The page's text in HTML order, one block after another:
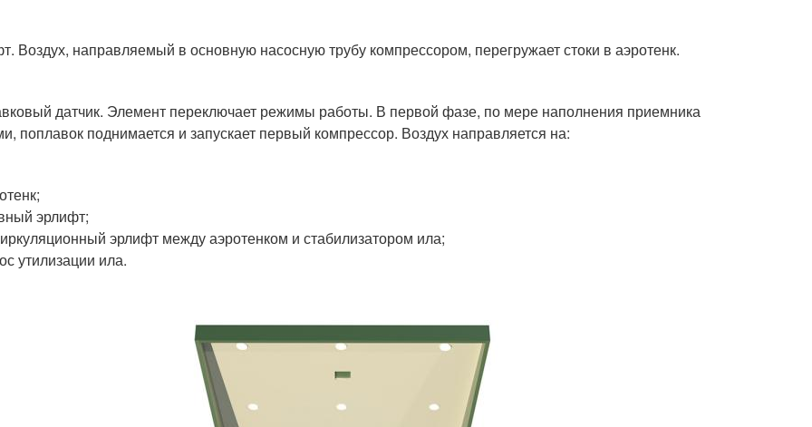
Воздух, направляемый в основную насосную трубу компрессором, перегружает стоки в аэротенк.
датчик. Элемент переключает режимы работы. В первой фазе, по мере наполнения приемника
поплавок поднимается и запускает первый компрессор. Воздух направляется на:
эрлифт;
эрлифт между аэротенком и стабилизатором ила;
утилизации ила.